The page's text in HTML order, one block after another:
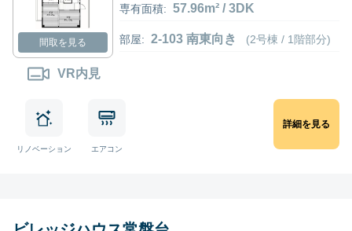
間取を見る
VR内見
専有面積: 57.96m² / 3DK
部屋: 2-103 南東向き (2号棟 / 1階部分)
リノベーション エアコン
詳細を見る